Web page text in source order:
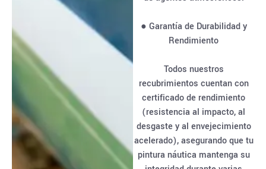
● Garantía de Durabilidad y
Rendimiento
Todos nuestros
recubrimientos cuentan con
certificado de rendimiento
(resistencia al impacto, al
desgaste y al envejecimiento
acelerado), asegurando que tu
pintura náutica mantenga su